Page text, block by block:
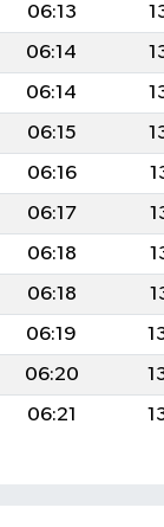
06:13
06:14
06:14
06:15
06:16
06:17
06:18
06:18
06:19
06:20
06:21